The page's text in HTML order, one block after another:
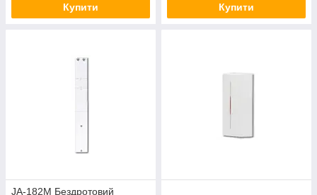
Купити Купити
JA-182M Бездротовий